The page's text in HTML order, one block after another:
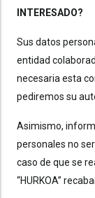
INTERESADO?
Sus datos
entidad
necesaria esta
pediremos su
Asimismo,
personales no
caso de que se
“HURKOA”